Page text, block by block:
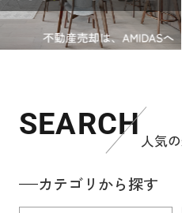
SEARCH人気
カテゴリから探す